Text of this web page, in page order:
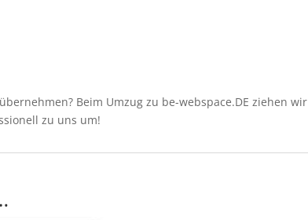
Beim Umzug zu be-webspace.DE ziehen wir
zu uns um!